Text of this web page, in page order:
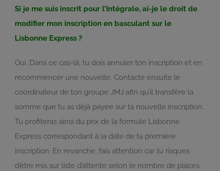
Si je me suis inscrit pour l’Intégrale, ai-je le droit de
modifier mon inscription en basculant sur le
Lisbonne Express ?
Oui. Dans ce cas-là, tu dois annuler ton inscription et en
recommencer une nouvelle. Contacte ensuite le
coordinateur de ton groupe JMJ afin qu’il transfère la
somme que tu as déjà payée sur ta nouvelle inscription.
Tu profiteras ainsi du prix de la formule Lisbonne
Express correspondant à la date de ta première
inscription. En revanche, fais attention car tu risques
d’être mis sur liste d’attente selon le nombre de places